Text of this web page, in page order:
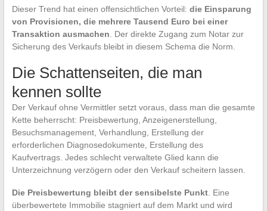
Dieser Trend hat einen offensichtlichen Vorteil: die Einsparung
von Provisionen, die mehrere Tausend Euro bei einer
Transaktion ausmachen . Der direkte Zugang zum Notar zur
Sicherung des Verkaufs bleibt in diesem Schema die Norm.
Die Schattenseiten, die man
kennen sollte
Der Verkauf ohne Vermittler setzt voraus, dass man die gesamte
Kette beherrscht: Preisbewertung, Anzeigenerstellung,
Besuchsmanagement, Verhandlung, Erstellung der
erforderlichen Diagnosedokumente, Erstellung des
Kaufvertrags. Jedes schlecht verwaltete Glied kann die
Unterzeichnung verzögern oder den Verkauf scheitern lassen.
Die Preisbewertung bleibt der sensibelste Punkt. Eine
überbewertete Immobilie stagniert auf dem Markt und wird